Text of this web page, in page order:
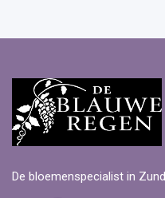
De bloemenspecialist in